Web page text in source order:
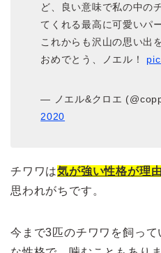
ど、良い意味で私の中の
てくれる最高に可愛いパ
これからも沢山の思い出
おめでとう、ノエル！
— ノエル&クロエ
2020
チワワは気が強い性格が理
思われがちです。
今まで3匹のチワワを飼っ